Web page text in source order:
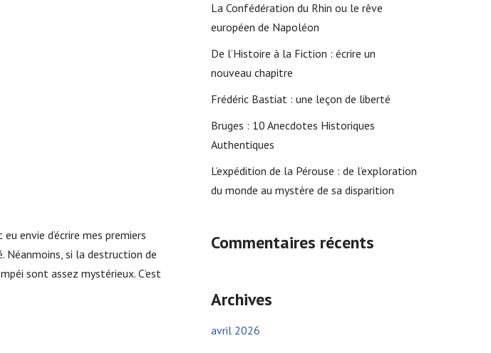
envie d’écrire mes premiers
Néanmoins, si la destruction de
sont assez mystérieux. C’est
La Confédération du Rhin ou le rêve
européen de Napoléon
De l’Histoire à la Fiction : écrire un
nouveau chapitre
Frédéric Bastiat : une leçon de liberté
Bruges : 10 Anecdotes Historiques
Authentiques
L’expédition de la Pérouse : de l’exploration
du monde au mystère de sa disparition
Commentaires récents
Archives
avril 2026